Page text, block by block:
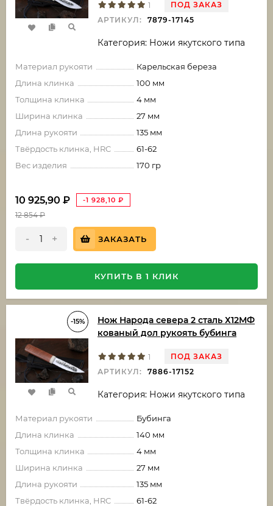
1
ПОД ЗАКАЗ
АРТИКУЛ:
7879-17145
Категория: Ножи якутского типа
Материал рукояти
Карельская береза
Длина клинка
100 мм
Толщина клинка
4 мм
Ширина клинка
27 мм
Длина рукояти
135 мм
Твёрдость клинка, HRC
61-62
Вес изделия
170 гр
10 925,90 ₽ -1 928,10 ₽
12 854₽
- + ЗАКАЗАТЬ
КУПИТЬ В 1 КЛИК
-15%
Нож Народа севера 2 сталь Х12МФ
кованый дол рукоять бубинга
1
ПОД ЗАКАЗ
АРТИКУЛ:
7886-17152
Категория: Ножи якутского типа
Материал рукояти
Бубинга
Длина клинка
140 мм
Толщина клинка
4 мм
Ширина клинка
27 мм
Длина рукояти
135 мм
Твёрдость клинка, HRC
61-62